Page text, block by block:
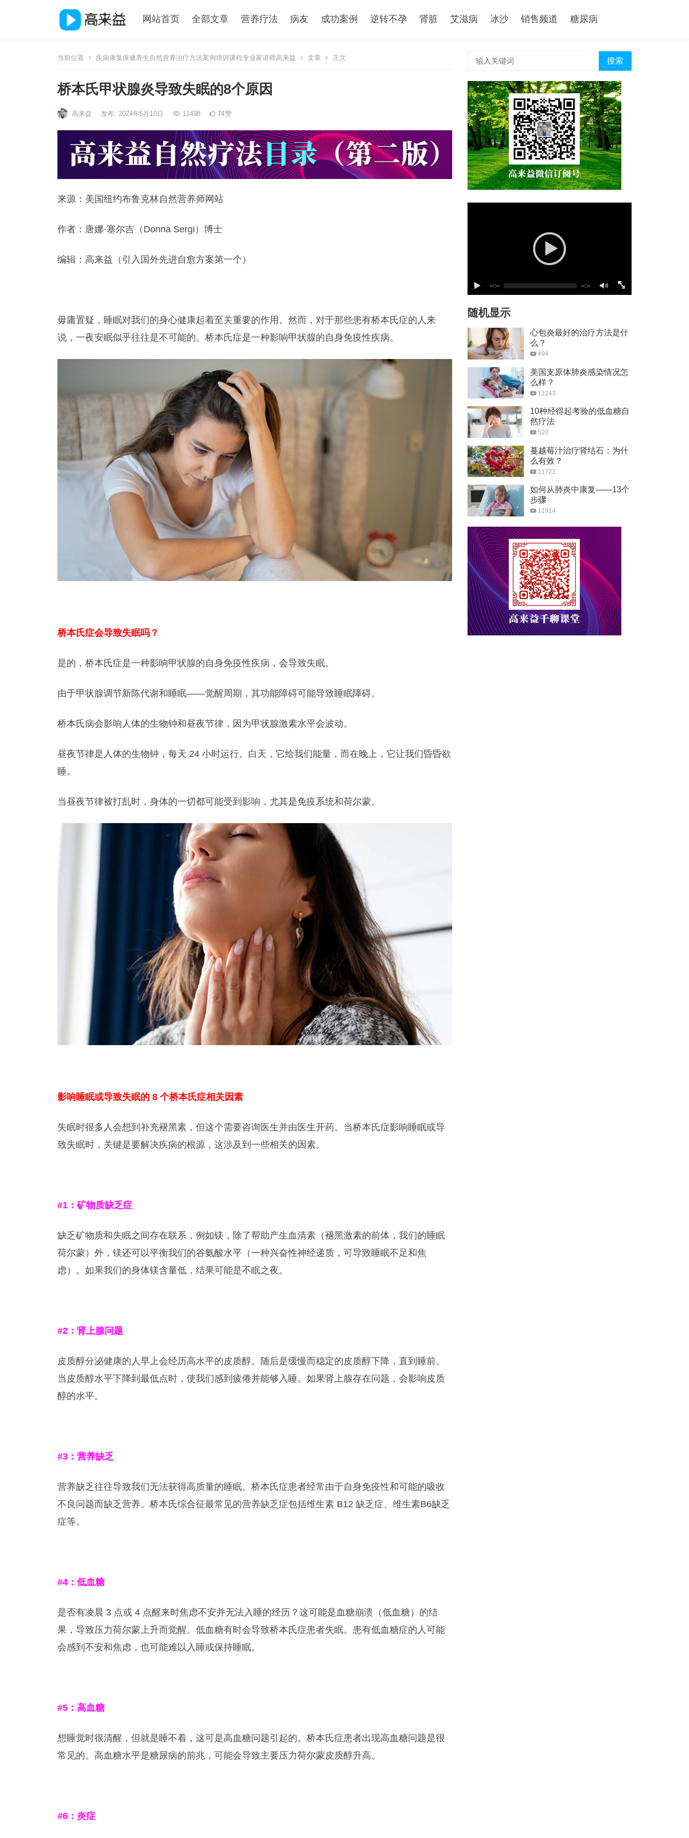
网站首页 全部文章 营养疗法 病友 成功案例 逆转不孕 肾脏 艾滋病 冰沙 销售频道 糖尿病
当前位置 疾病康复保健养生自然营养治疗方法案例培训课程专业家讲师高来益 文章 正文
桥本氏甲状腺炎导致失眠的8个原因
高来益 发布: 2024年5月10日 11498 74赞
来源：美国纽约布鲁克林自然营养师网站
作者：唐娜·塞尔吉（Donna Sergi）博士
编辑：高来益（引入国外先进自愈方案第一个）
毋庸置疑，睡眠对我们的身心健康起着至关重要的作用。然而，对于那些患有桥本氏症的人来
说，一夜安眠似乎往往是不可能的。桥本氏症是一种影响甲状腺的自身免疫性疾病。
桥本氏症会导致失眠吗？
是的，桥本氏症是一种影响甲状腺的自身免疫性疾病，会导致失眠。
由于甲状腺调节新陈代谢和睡眠——觉醒周期，其功能障碍可能导致睡眠障碍。
桥本氏病会影响人体的生物钟和昼夜节律，因为甲状腺激素水平会波动。
昼夜节律是人体的生物钟，每天 24 小时运行。白天，它给我们能量，而在晚上，它让我们昏昏欲
睡。
当昼夜节律被打乱时，身体的一切都可能受到影响，尤其是免疫系统和荷尔蒙。
影响睡眠或导致失眠的 8 个桥本氏症相关因素
失眠时很多人会想到补充褪黑素，但这个需要咨询医生并由医生开药。当桥本氏症影响睡眠或导
致失眠时，关键是要解决疾病的根源，这涉及到一些相关的因素。
#1 ：矿物质缺乏症
缺乏矿物质和失眠之间存在联系，例如镁，除了帮助产生血清素（褪黑激素的前体，我们的睡眠
荷尔蒙）外，镁还可以平衡我们的谷氨酸水平（一种兴奋性神经递质，可导致睡眠不足和焦
虑）。如果我们的身体镁含量低，结果可能是不眠之夜。
#2 ：肾上腺问题
皮质醇分泌健康的人早上会经历高水平的皮质醇。随后是缓慢而稳定的皮质醇下降，直到睡前。
当皮质醇水平下降到最低点时，使我们感到疲倦并能够入睡。如果肾上腺存在问题，会影响皮质
醇的水平。
#3 ：营养缺乏
营养缺乏往往导致我们无法获得高质量的睡眠。桥本氏症患者经常由于自身免疫性和可能的吸收
不良问题而缺乏营养。桥本氏综合征最常见的营养缺乏症包括维生素 B12 缺乏症、维生素B6缺乏
症等。
#4 ：低血糖
是否有凌晨 3 点或 4 点醒来时焦虑不安并无法入睡的经历？这可能是血糖崩溃（低血糖）的结
果，导致压力荷尔蒙上升而觉醒。低血糖有时会导致桥本氏症患者失眠。患有低血糖症的人可能
会感到不安和焦虑，也可能难以入睡或保持睡眠。
#5 ：高血糖
想睡觉时很清醒，但就是睡不着，这可是高血糖问题引起的。桥本氏症患者出现高血糖问题是很
常见的。高血糖水平是糖尿病的前兆，可能会导致主要压力荷尔蒙皮质醇升高。
#6 ：炎症
搜索
--:-- --:--
随机显示
心包炎最好的治疗方法是什
么？
494
美国支原体肺炎感染情况怎
么样？
11243
10种经得起考验的低血糖自
然疗法
520
蔓越莓汁治疗肾结石：为什
么有效？
11722
如何从肺炎中康复——13个
步骤
11914